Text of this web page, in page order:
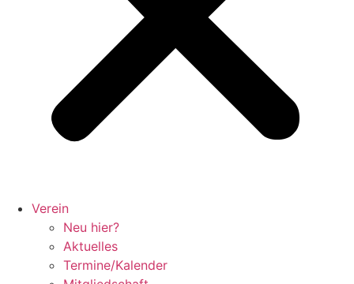
Verein
Neu hier?
Aktuelles
Termine/Kalender